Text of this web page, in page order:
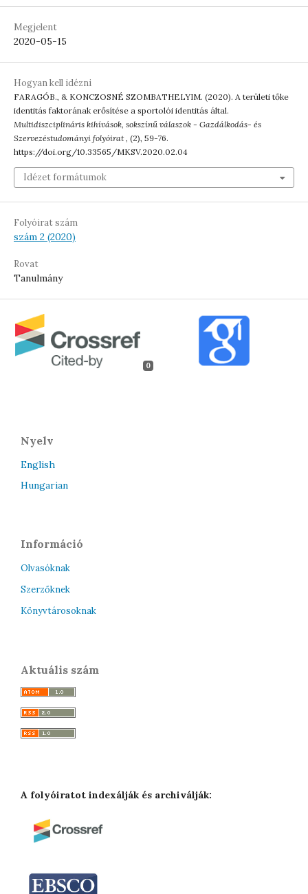
Megjelent
2020-05-15
Hogyan kell idézni
FARAGÓB., & KONCZOSNÉ SZOMBATHELYIM. (2020). A területi tőke
identitás faktorának erősítése a sportolói identitás által.
Multidiszciplináris kihívások, sokszínű válaszok - Gazdálkodás- és
Szervezéstudományi folyóirat , (2), 59-76.
https://doi.org/10.33565/MKSV.2020.02.04
Idézet formátumok
Folyóirat szám
szám 2 (2020)
Rovat
Tanulmány
0
Nyelv
English
Hungarian
Információ
Olvasóknak
Szerzőknek
Könyvtárosoknak
Aktuális szám
A folyóiratot indexálják és archiválják: